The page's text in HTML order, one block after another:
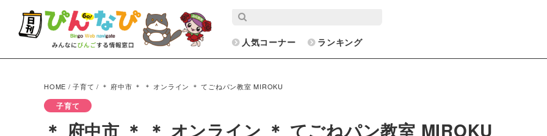
人気コーナー ランキング
HOME /子育て / ＊ 府中市 ＊ ＊ オンライン ＊ てごねパン教室 MIROKU
子育て
＊ 府中市 ＊ ＊ オンライン ＊ てごねパン教室 MIROKU